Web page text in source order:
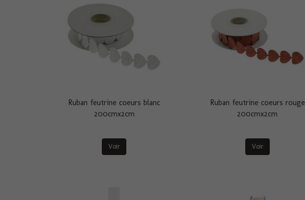
Ruban feutrine coeurs blanc
200cmx2cm
Voir
Ruban feutrine coeurs rouge
200cmx2cm
Voir